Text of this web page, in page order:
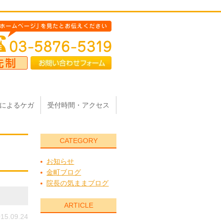
よるケガ 受付時間・アクセス
CATEGORY
お知らせ
金町ブログ
院長の気ままブログ
ARTICLE